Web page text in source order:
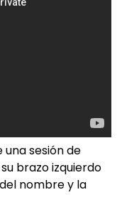
sesión de
brazo izquierdo
nombre y la